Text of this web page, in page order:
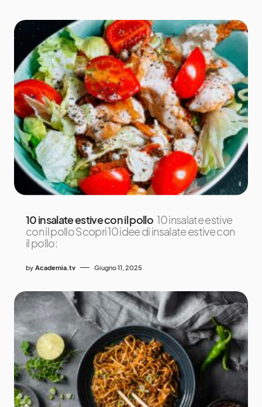
10 insalate estive con il pollo 10 insalate estive
con il pollo Scopri 10 idee di insalate estive con
il pollo:
by Academia.tv Giugno 11, 2025